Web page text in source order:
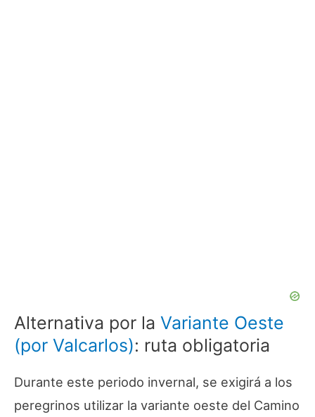
Alternativa por la Variante Oeste
(por Valcarlos): ruta obligatoria
Durante este periodo invernal, se exigirá a los
peregrinos utilizar la variante oeste del Camino